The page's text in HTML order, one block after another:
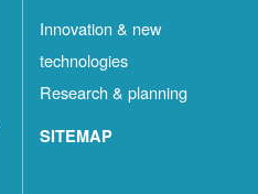
Innovation & new
technologies
Research & planning
SITEMAP